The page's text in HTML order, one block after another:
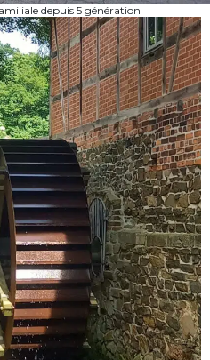
depuis 5 génération